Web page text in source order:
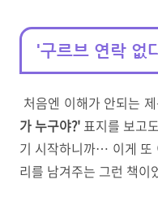
'구르브 연락 없
처음엔 이해가 안되는
가 누구야?' 표지를 보고
기 시작하니까… 이게 또
리를 남겨주는 그런 책이